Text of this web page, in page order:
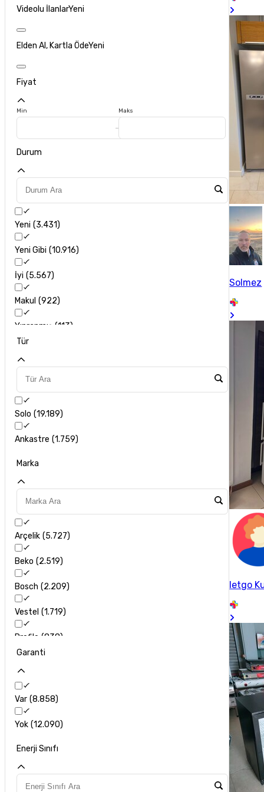
Videolu İlanlarYeni
Elden Al, Kartla ÖdeYeni
Fiyat
Min Maks
Durum
Yeni 3.431
Yeni Gibi 10.916
İyi 5.567
Makul 922
Yıpranmış
113
Tür
Solo 19.189
Ankastre 1.759
Marka
Arçelik 5.727
Beko 2.519
Bosch 2.209
Vestel 1.719
Profilo 838
Hotpoint Ariston
Altus
Regal
Uğur 364
Garanti
Var 8.858
Yok 12.090
Enerji Sınıfı
Solmez
letgo